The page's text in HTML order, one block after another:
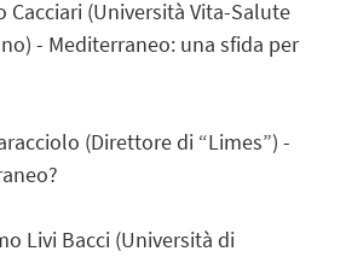
Cacciari (Università Vita-Salute
- Mediterraneo: una sfida per
(Direttore di “Limes”) -
Livi Bacci (Università di